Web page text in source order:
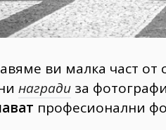
ви малка част от
награди за
професионални